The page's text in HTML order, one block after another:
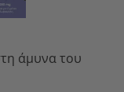
άμυνα του